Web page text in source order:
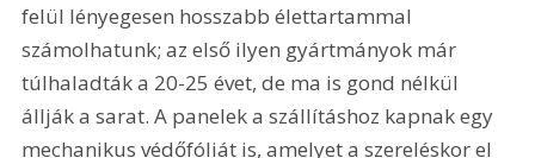
felül lényegesen hosszabb élettartammal
számolhatunk; az első ilyen gyártmányok már
túlhaladták a 20-25 évet, de ma is gond nélkül
állják a sarat. A panelek a szállításhoz kapnak egy
mechanikus védőfóliát is, amelyet a szereléskor el